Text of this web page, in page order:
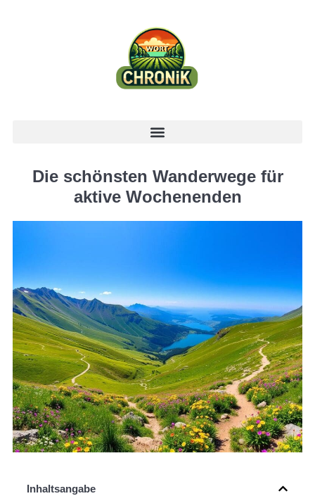
Die schönsten Wanderwege für
aktive Wochenenden
Inhaltsangabe